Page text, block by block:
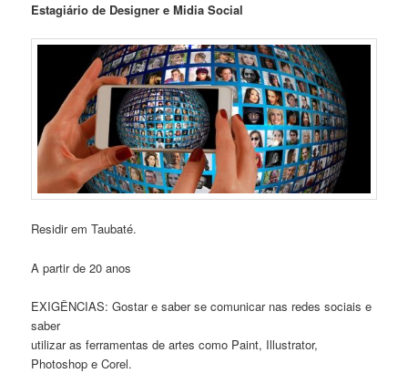
Estagiário de Designer e Midia Social
Residir em Taubaté.
A partir de 20 anos
EXIGÊNCIAS: Gostar e saber se comunicar nas redes sociais e
saber
utilizar as ferramentas de artes como Paint, Illustrator,
Photoshop e Corel.